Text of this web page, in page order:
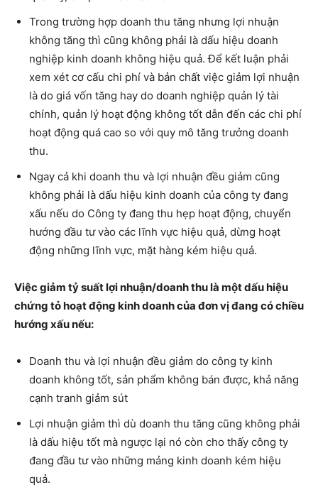
Trong trường hợp doanh thu tăng nhưng lợi nhuận
không tăng thì cũng không phải là dấu hiệu doanh
nghiệp kinh doanh không hiệu quả. Để kết luận phải
xem xét cơ cấu chi phí và bản chất việc giảm lợi nhuận
là do giá vốn tăng hay do doanh nghiệp quản lý tài
chính, quản lý hoạt động không tốt dẫn đến các chi phí
hoạt động quá cao so với quy mô tăng trưởng doanh
thu.
Ngay cả khi doanh thu và lợi nhuận đều giảm cũng
không phải là dấu hiệu kinh doanh của công ty đang
xấu nếu do Công ty đang thu hẹp hoạt động, chuyển
hướng đầu tư vào các lĩnh vực hiệu quả, dừng hoạt
động những lĩnh vực, mặt hàng kém hiệu quả.
Việc giảm tỷ suất lợi nhuận/doanh thu là một dấu hiệu
chứng tỏ hoạt động kinh doanh của đơn vị đang có chiều
hướng xấu nếu:
Doanh thu và lợi nhuận đều giảm do công ty kinh
doanh không tốt, sản phẩm không bán được, khả năng
cạnh tranh giảm sút
Lợi nhuận giảm thì dù doanh thu tăng cũng không phải
là dấu hiệu tốt mà ngược lại nó còn cho thấy công ty
đang đầu tư vào những mảng kinh doanh kém hiệu
quả.